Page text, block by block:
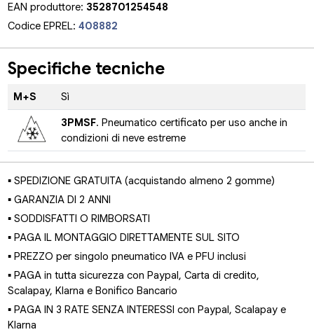
EAN produttore: 3528701254548
Codice EPREL:408882
Specifiche tecniche
M+S Sì
3PMSF. Pneumatico certificato per uso anche in
condizioni di neve estreme
▪ SPEDIZIONE GRATUITA (acquistando almeno 2 gomme)
▪ GARANZIA DI 2 ANNI
▪ SODDISFATTI O RIMBORSATI
▪ PAGA IL MONTAGGIO DIRETTAMENTE SUL SITO
▪ PREZZO per singolo pneumatico IVA e PFU inclusi
▪ PAGA in tutta sicurezza con Paypal, Carta di credito,
Scalapay, Klarna e Bonifico Bancario
▪ PAGA IN 3 RATE SENZA INTERESSI con Paypal, Scalapay e
Klarna